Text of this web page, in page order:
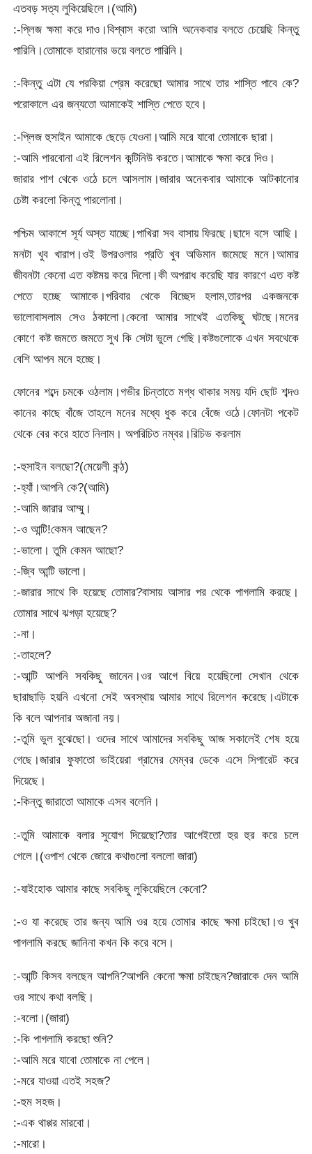
এতবড় সত্য লুকিয়েছিলে।(আমি)
:-প্লিজ ক্ষমা করে দাও।বিশ্বাস করো আমি অনেকবার বলতে চেয়েছি কিন্তু
পারিনি।তোমাকে হারানোর ভয়ে বলতে পারিনি।
:-কিন্তু এটা যে পরকিয়া প্রেম করেছো আমার সাথে তার শাস্তি পাবে কে?
পরোকালে এর জন্যতো আমাকেই শাস্তি পেতে হবে।
:-প্লিজ হুসাইন আমাকে ছেড়ে যেওনা।আমি মরে যাবো তোমাকে ছারা।
:-আমি পারবোনা এই রিলেশন কন্টিনিউ করতে।আমাকে ক্ষমা করে দিও।
জারার পাশ থেকে ওঠে চলে আসলাম।জারার অনেকবার আমাকে আটকানোর
চেষ্টা করলো কিন্তু পারলোনা।
পশ্চিম আকাশে সূর্য অস্ত যাচ্ছে।পাখিরা সব বাসায় ফিরছে।ছাদে বসে আছি।
মনটা খুব খারাপ।ওই উপরওলার প্রতি খুব অভিমান জমেছে মনে।আমার
জীবনটা কেনো এত কষ্টময় করে দিলো।কী অপরাধ করেছি যার কারণে এত কষ্ট
পেতে হচ্ছে আমাকে।পরিবার থেকে বিচ্ছেদ হলাম,তারপর একজনকে
ভালোবাসলাম সেও ঠকালো।কেনো আমার সাথেই এতকিছু ঘটছে।মনের
কোণে কষ্ট জমতে জমতে সুখ কি সেটা ভুলে গেছি।কষ্টগুলোকে এখন সবথেকে
বেশি আপন মনে হচ্ছে।
ফোনের শব্দে চমকে ওঠলাম।গভীর চিন্তাতে মগ্ধ থাকার সময় যদি ছোট শব্দও
কানের কাছে বাঁজে তাহলে মনের মধ্যে ধুক করে বেঁজে ওঠে।ফোনটা পকেট
থেকে বের করে হাতে নিলাম। অপরিচিত নম্বর।রিচিভ করলাম
:-হুসাইন বলছো?(মেয়েলী কন্ঠ)
:-হ্যাঁ।আপনি কে?(আমি)
:-আমি জারার আম্মু।
:-ও আন্টি!কেমন আছেন?
:-ভালো। তুমি কেমন আছো?
:-জ্বি আন্টি ভালো।
:-জারার সাথে কি হয়েছে তোমার?বাসায় আসার পর থেকে পাগলামি করছে।
তোমার সাথে ঝগড়া হয়েছে?
:-না।
:-তাহলে?
:-আন্টি আপনি সবকিছু জানেন।ওর আগে বিয়ে হয়েছিলো সেখান থেকে
ছারাছাড়ি হয়নি এখনো সেই অবস্থায় আমার সাথে রিলেশন করেছে।এটাকে
কি বলে আপনার অজানা নয়।
:-তুমি ভুল বুঝেছো। ওদের সাথে আমাদের সবকিছু আজ সকালেই শেষ হয়ে
গেছে।জারার ফুফাতো ভাইয়েরা গ্রামের মেম্বর ডেকে এসে সিপারেট করে
দিয়েছে।
:-কিন্তু জারাতো আমাকে এসব বলেনি।
:-তুমি আমাকে বলার সুযোগ দিয়েছো?তার আগেইতো হুর হুর করে চলে
গেলে।(ওপাশ থেকে জোরে কথাগুলো বললো জারা)
:-যাইহোক আমার কাছে সবকিছু লুকিয়েছিলে কেনো?
:-ও যা করেছে তার জন্য আমি ওর হয়ে তোমার কাছে ক্ষমা চাইছো।ও খুব
পাগলামি করছে জানিনা কখন কি করে বসে।
:-আন্টি কিসব বলছেন আপনি?আপনি কেনো ক্ষমা চাইছেন?জারাকে দেন আমি
ওর সাথে কথা বলছি।
:-বলো।(জারা)
:-কি পাগলামি করছো শুনি?
:-আমি মরে যাবো তোমাকে না পেলে।
:-মরে যাওয়া এতই সহজ?
:-হুম সহজ।
:-এক থাপ্পর মারবো।
:-মারো।